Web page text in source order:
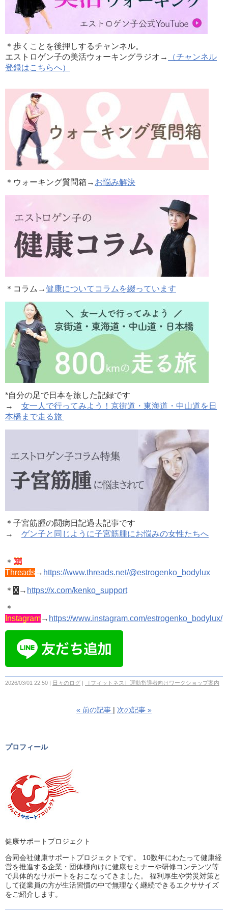
＊歩くことを後押しするチャンネル。
エストロゲン子の美活ウォーキングラジオ→
（チャンネル
登録はこちらへ）
＊ウォーキング質問箱→ お悩み解決
＊コラム →健康についてコラムを綴っています
*自分の足で日本を旅した記録です
→ 女一人で行ってみよう！京街道・東海道・中山道を日
本橋まで走る旅
＊子宮筋腫の闘病日記過去記事です
→ ゲン子と同じように子宮筋腫にお悩みの女性たちへ
＊
Threads→ https://www.threads.net/@estrogenko_bodylux
＊ X → https://x.com/kenko_support
＊
Instagram→ https://www.instagram.com/estrogenko_bodylux/
2026/03/01 22:50 日々のログ ［フィットネス］運動指導者向けワークショップ案内
« 前の記事 次の記事 »
プロフィール
健康サポートプロジェクト
合同会社健康サポートプロジェクトです。 10数年にわたって健康経
営を推進する企業・団体様向けに健康セミナーや研修コンテンツ等
で具体的なサポートをおこなってきました。 福利厚生や労災対策と
して従業員の方が生活習慣の中で無理なく継続できるエクササイズ
をご紹介します。